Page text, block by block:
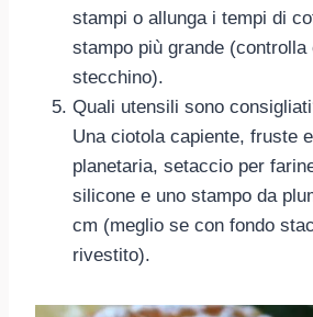
stampi o allunga i tempi di
stampo più grande (controlla
stecchino).
Quali utensili sono
Una ciotola capiente, fruste
planetaria, setaccio per
silicone e uno stampo da
cm (meglio se con fondo
rivestito).